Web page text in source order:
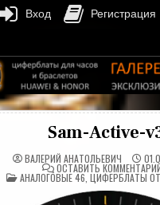
Sam-Active-
ВАЛЕРИЙ АНАТОЛЬЕВИЧ
ОСТАВИТЬ
ОПУБЛИКОВАНО
В
АНАЛОГОВЫЕ 46 ЦИФЕРБЛАТЫ
Вход Регистрация